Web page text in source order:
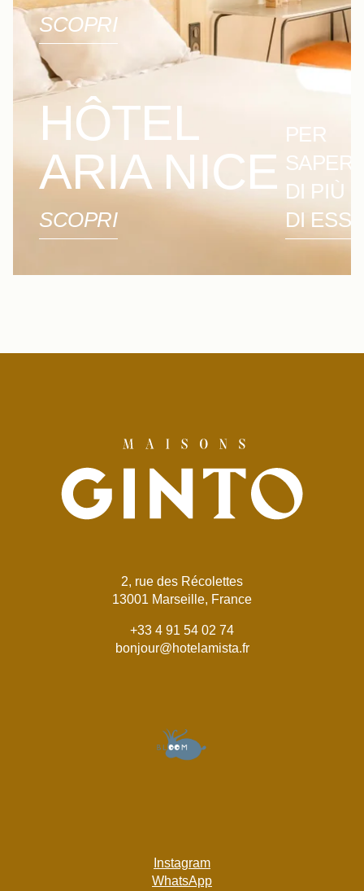
SCOPRI
HÔTEL
ARIA NICE
SCOPRI
PER
DI PIÙ
DI
Instagram
WhatsApp
2, rue des Récolettes
13001 Marseille, France
+33 4 91 54 02 74
bonjour@hotelamista.fr